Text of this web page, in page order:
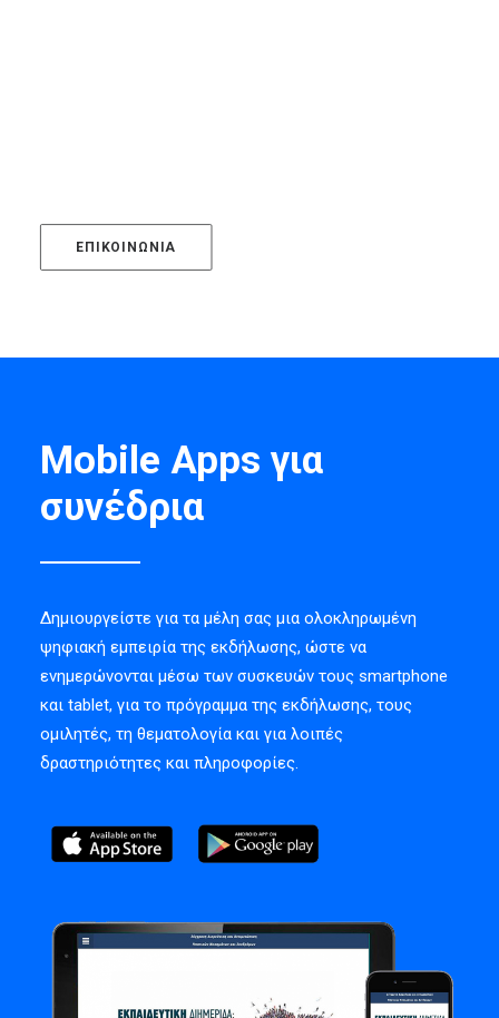
ΕΠΙΚΟΙΝΩΝΊΑ
Mobile Apps για
συνέδρια
Δημιουργείστε για τα μέλη σας μια ολοκληρωμένη
ψηφιακή εμπειρία της εκδήλωσης, ώστε να
ενημερώνονται μέσω των συσκευών τους smartphone
και tablet, για το πρόγραμμα της εκδήλωσης, τους
ομιλητές, τη θεματολογία και για λοιπές
δραστηριότητες και πληροφορίες.